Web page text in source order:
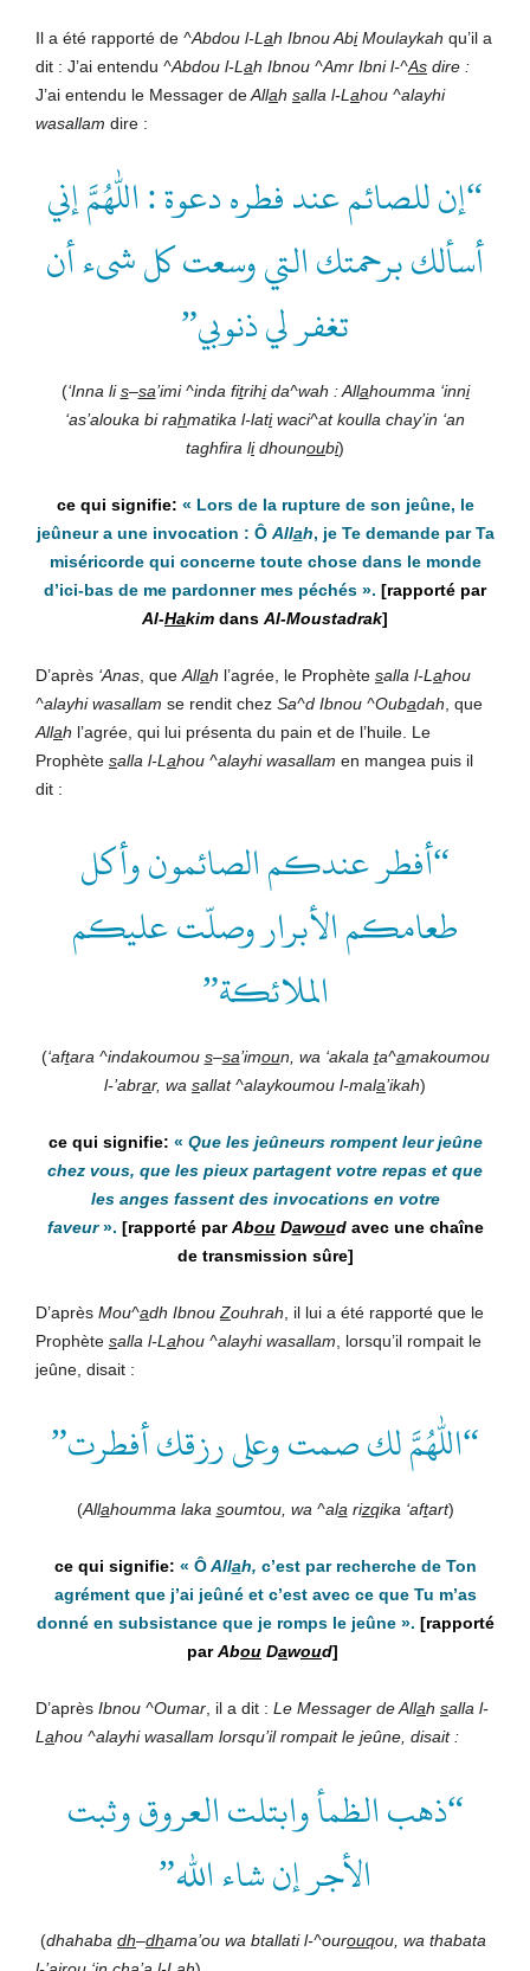
Il a été rapporté de ^Abdou l-L ah Ibnou AbiMoulaykah qu’il a
dit : J’ai entendu ^Abdou l-L ah Ibnou ^Amr Ibni l-^As dire :
J’ai entendu le Messager deAllah salla l-L ahou ^alayhi
wasallam dire :
“إن للصائم عند فطره دعوة : اللهم إني
أسألك برحمتك التي وسعت كل شىء أن
تغفر لي ذنوبي”
(‘Inna lis–sa’imi ^inda fitrihida^wah : Allahoumma ‘inni
‘as’alouka bi rahmatika l-latiwaci^at koulla chay’in ‘an
taghfira lidhounoubi)
« Lors de la rupture de son jeûne, le
jeûneur a une invocation : Ô Allah, je Te demande par Ta
miséricorde qui concerne toute chose dans le monde
d’ici-bas de me pardonner mes péchés ». [rapporté par
Al-Hakim dans Al-Moustadrak]
D’après ‘Anas , que Allah l’agrée, le Prophète salla l-L ahou
^alayhi wasallam se rendit chez Sa^d Ibnou ^Oubadah , que
Allah l’agrée, qui lui présenta du pain et de l’huile. Le
Prophète salla l-L ahou ^alayhi wasallam en mangea puis il
dit :
“أفطر عندكم الصائمون وأكل
طعامكم الأبرار وصلّت عليكم
الملائكة”
(‘aftara ^indakoumou s–sa’imoun, wa ‘akala ta^amakoumou
l-’abrar, wa sallat ^alaykoumou l-mala’ikah)
« Que les jeûneurs rompent leur jeûne
chez vous, que les pieux partagent votre repas et que
les anges fassent des invocations en votre
faveur». [rapporté parAbouDawoud avec une chaîne
de transmission sûre]
D’après Mou^adh Ibnou Zouhrah , il lui a été rapporté que le
Prophète salla l-L ahou ^alayhi wasallam , lorsqu’il rompait le
jeûne, disait :
“اللهم لك صمت وعلى رزقك أفطرت”
(Allahoumma laka soumtou, wa ^ala rizqika ‘aftart)
« ÔAllah, c’est par recherche de Ton
agrément que j’ai jeûné et c’est avec ce que Tu m’as
donné en subsistance que je romps le jeûne». [rapporté
parAbou Dawoud]
D’après Ibnou ^Oumar , il a dit : Le Messager de Allah salla l-
L ahou ^alayhi wasallam lorsqu’il rompait le jeûne, disait :
“ذهب الظمأ وابتلت العروق وثبت
الأجر إن شاء الله”
(dhahaba dh–dhama’ou wa btallati l-^ourouqou, wa thabata